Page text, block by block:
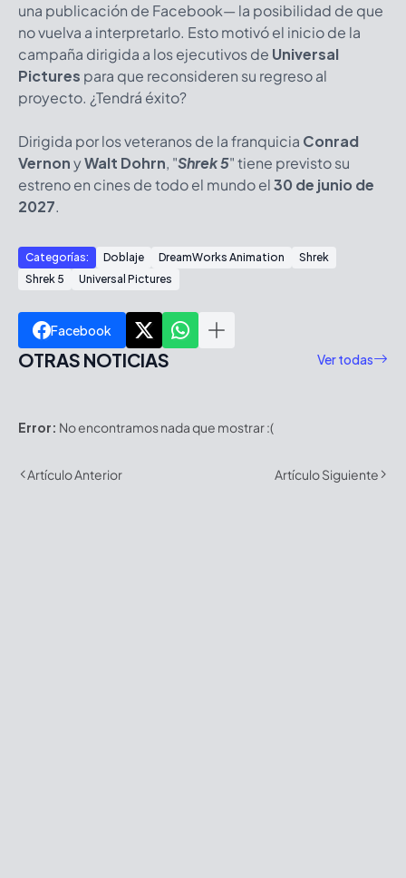
una publicación de Facebook— la posibilidad de que
no vuelva a interpretarlo. Esto motivó el inicio de la
campaña dirigida a los ejecutivos de Universal
Pictures para que reconsideren su regreso al
proyecto. ¿Tendrá éxito?
Dirigida por los veteranos de la franquicia Conrad
VernonyWalt Dohrn, "Shrek 5" tiene previsto su
estreno en cines de todo el mundo el30 de junio de
2027.
Categorías: Doblaje DreamWorks Animation
Shrek
Shrek 5
Universal Pictures
Facebook
OTRAS NOTICIAS Ver todas
Error: No encontramos nada que mostrar :(
Artículo Anterior Artículo Siguiente